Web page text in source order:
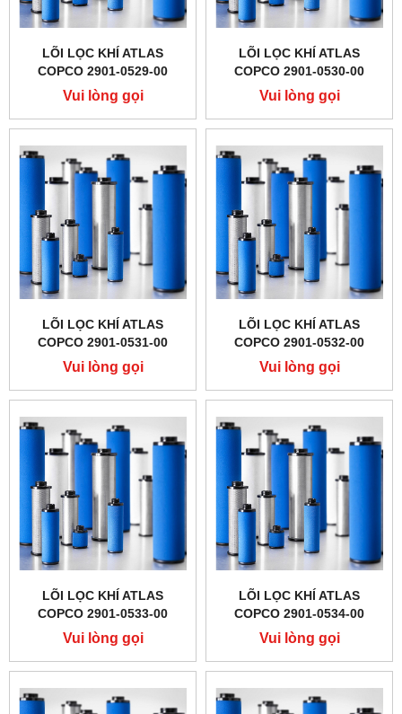
LÕI LỌC KHÍ ATLAS
COPCO 2901-0529-00
Vui lòng gọi
LÕI LỌC KHÍ ATLAS
COPCO 2901-0530-00
Vui lòng gọi
LÕI LỌC KHÍ ATLAS
COPCO 2901-0531-00
Vui lòng gọi
LÕI LỌC KHÍ ATLAS
COPCO 2901-0532-00
Vui lòng gọi
LÕI LỌC KHÍ ATLAS
COPCO 2901-0533-00
Vui lòng gọi
LÕI LỌC KHÍ ATLAS
COPCO 2901-0534-00
Vui lòng gọi